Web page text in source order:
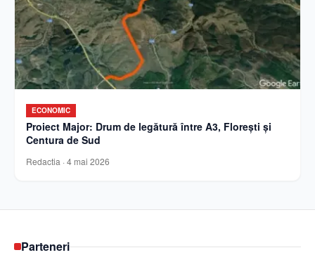
ECONOMIC
Proiect Major: Drum de legătură între A3, Florești și
Centura de Sud
Redactia · 4 mai 2026
Parteneri